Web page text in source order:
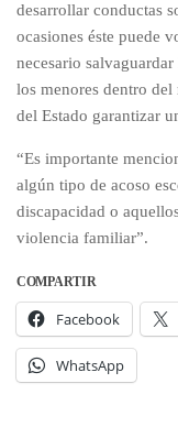
desarrollar conductas
ocasiones éste puede
necesario
los menores dentro
del Estado garantizar
“Es importante
algún tipo de acoso
discapacidad o
violencia familiar”.
COMPARTIR
Facebook
WhatsApp